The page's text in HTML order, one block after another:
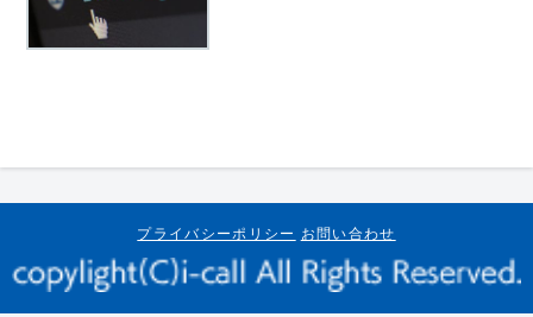
プライバシーポリシー お問い合わせ